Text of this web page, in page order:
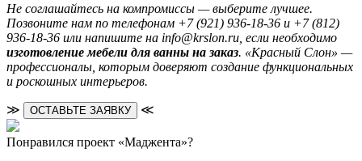
Не соглашайтесь на компромиссы — выберите лучшее.
Позвоните нам по телефонам +7 (921) 936-18-36 и +7 (812)
936-18-36 или напишите на info@krslon.ru, если необходимо
изготовление мебели для ванны на заказ. «Красный Слон» —
профессионалы, которым доверяют создание функциональных
и роскошных интерьеров.
≫ ОСТАВЬТЕ ЗАЯВКУ ≪
Понравился проект «Маджента»?